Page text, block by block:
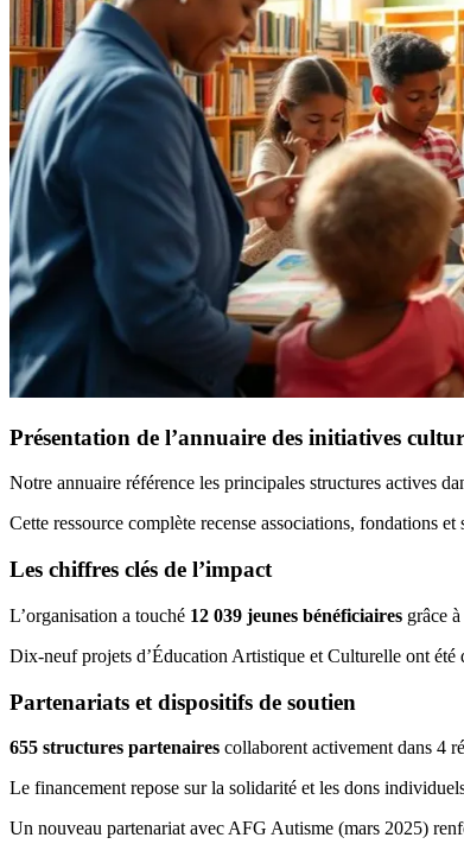
Présentation de l’annuaire des initiatives
Notre annuaire référence les principales structures actives
Cette ressource complète recense associations, fondations
Les chiffres clés de l’impact
L’organisation a touché 12 039 jeunes bénéficiaires grâce
Dix-neuf projets d’Éducation Artistique et Culturelle ont été
Partenariats et dispositifs de soutien
655 structures partenaires collaborent activement dans 4
Le financement repose sur la solidarité et les dons
Un nouveau partenariat avec AFG Autisme (mars 2025)